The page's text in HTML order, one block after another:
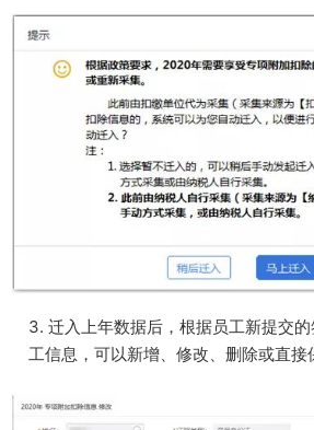
3. 迁入上年数据后，根据员工新提交
工信息，可以新增、修改、删除或直接